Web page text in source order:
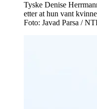
Tyske Denise
etter at hun vant
Foto: Javad Parsa /